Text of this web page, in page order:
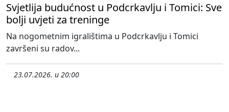
Svjetlija budućnost u Podcrkavlju i Tomici: Sve
bolji uvjeti za treninge
Na nogometnim igralištima u Podcrkavlju i Tomici
završeni su radov...
23.07.2026. u 20:00